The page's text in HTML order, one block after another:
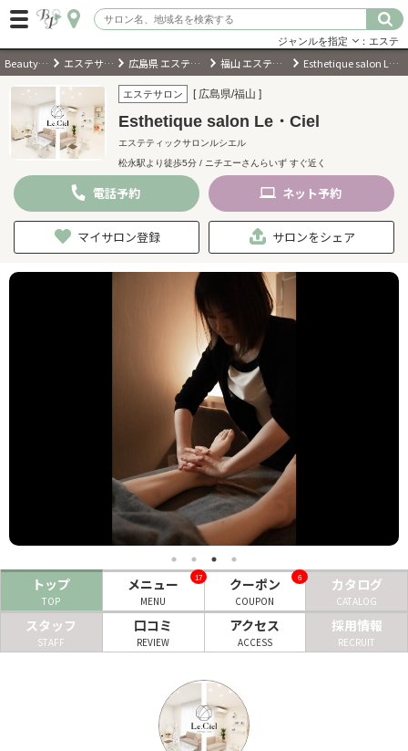
ログイン
会員登録 （無料）
キーワード検索
ジャンルを選択
キーワードで検索
現在地から探す
リラクゼーションサロン
美容クリニック
ジャンルを指定 ：エステ
BeautyPark エステサロン 広島県 エステサロン 福山 エステサロン Esthetique salon Le・Ciel
エステサロン [ 広島県/福山 ]
Esthetique salon Le・Ciel
エステティックサロンルシエル
松永駅より徒歩5分 / ニチエーさんらいず すぐ近く
電話予約 ネット予約
マイサロン登録 サロンをシェア
トップ
TOP
メニュー
MENU
17 クーポン
COUPON
6 カタログ
CATALOG
スタッフ
STAFF
口コミ
REVIEW
アクセス
ACCESS
採用情報
RECRUIT